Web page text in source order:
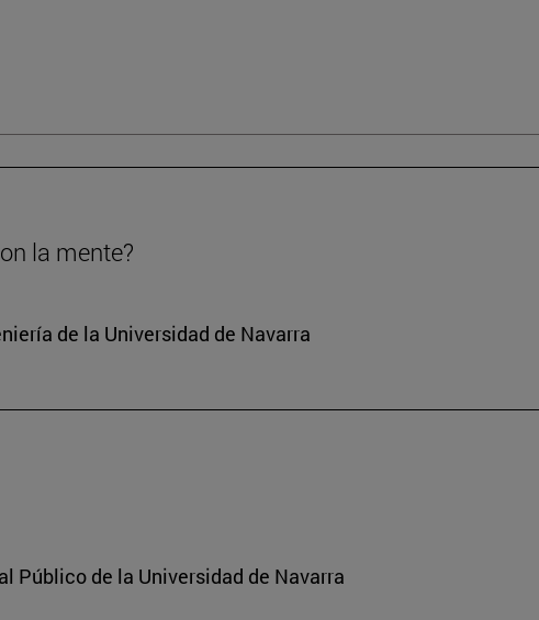
la mente?
de la Universidad de Navarra
Público de la Universidad de Navarra